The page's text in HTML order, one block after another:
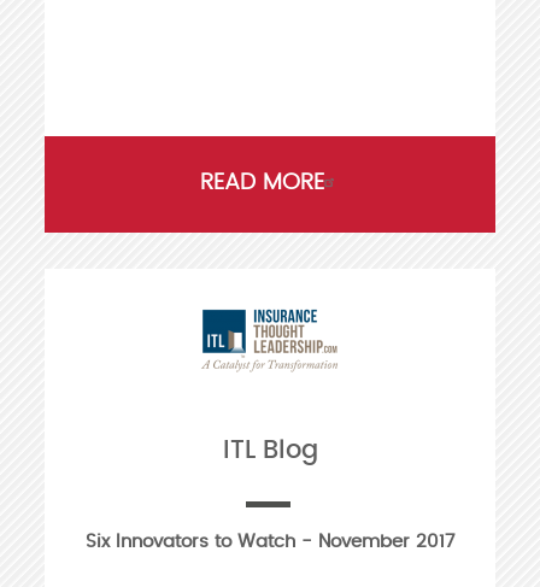
READ MORE
ITL Blog
Six Innovators to Watch - November 2017